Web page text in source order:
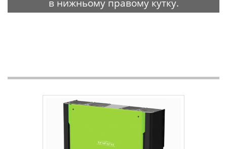
в нижньому правому кутку.